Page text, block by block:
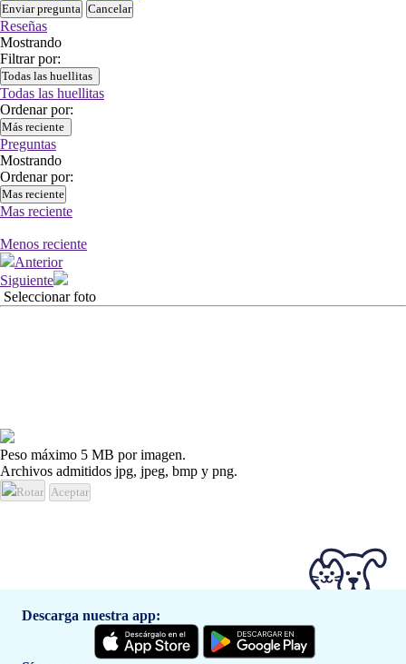
Enviar pregunta Cancelar
Reseñas
Mostrando
Filtrar por:
Todas las huellitas
Todas las huellitas
Ordenar por:
Más reciente
Preguntas
Mostrando
Ordenar por:
Mas reciente
Mas reciente
Menos reciente
Anterior
Siguiente
Seleccionar foto
Peso máximo 5 MB por imagen.
Archivos admitidos jpg, jpeg, bmp y png.
Rotar Aceptar
Descarga nuestra app: